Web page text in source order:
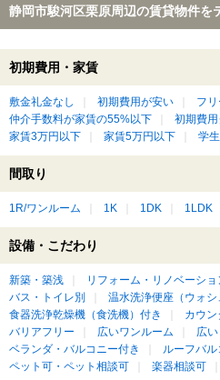
静岡市駿河区栗原周辺の賃貸物件を
初期費用・家賃
敷金礼金なし 初期費用が安い フリ
仲介手数料が家賃の55%以下
初期費
家賃3万円以下
家賃5万円以下 学
間取り
1R/ワンルーム 1K 1DK 1LDK
設備・こだわり
新築・築浅 リフォーム・リノベーショ
バス・トイレ別
温水洗浄便座（ウォシ
食器洗浄乾燥機（食洗機）付き
カウン
バリアフリー
広いワンルーム
広
ベランダ・バルコニー付き
ルーフバル
ペット可・ペット相談可
楽器相談可